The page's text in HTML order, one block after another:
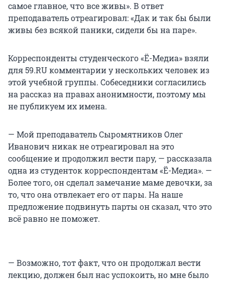
самое главное, что все живы». В ответ
преподаватель отреагировал: «Дак и так бы были
живы без всякой паники, сидели бы на паре».
Корреспонденты студенческого «Ё-Медиа» взяли
для 59.RU комментарии у нескольких человек из
этой учебной группы. Собеседники согласились
на рассказ на правах анонимности, поэтому мы
не публикуем их имена.
— Мой преподаватель Сыромятников Олег
Иванович никак не отреагировал на это
сообщение и продолжил вести пару, — рассказала
одна из студенток корреспондентам «Ё-Медиа». —
Более того, он сделал замечание маме девочки, за
то, что она отвлекает его от пары. На наше
предложение подвинуть парты он сказал, что это
всё равно не поможет.
— Возможно, тот факт, что он продолжал вести
лекцию, должен был нас успокоить, но мне было